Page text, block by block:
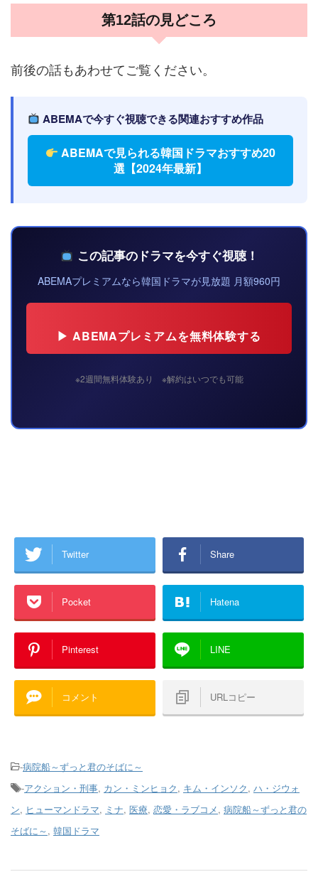
第12話の見どころ
前後の話もあわせてご覧ください。
ABEMAで今すぐ視聴できる関連おすすめ作品
ABEMAで見られる韓国ドラマおすすめ20
選【2024年最新】
この記事のドラマを今すぐ視聴！
ABEMAプレミアムなら韓国ドラマが見放題 月額960円
▶ ABEMAプレミアムを無料体験する
※2週間無料体験あり ※解約はいつでも可能
Twitter Share
Pocket Hatena
Pinterest LINE
コメント URLコピー
-病院船～ずっと君のそばに～
-アクション・刑事, カン・ミンヒョク, キム・インソク, ハ・ジウォ
ン, ヒューマンドラマ, ミナ, 医療, 恋愛・ラブコメ, 病院船～ずっと君の
そばに～ , 韓国ドラマ